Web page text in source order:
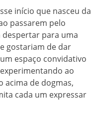
início que nasceu da
passarem pelo
para uma
gostariam de dar
espaço convidativo
ao
acima de dogmas,
cada um expressar